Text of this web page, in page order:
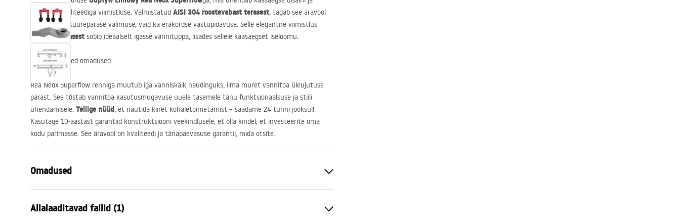
kõrgeima kvaliteediga viimistluse. Valmistatud AISI 304 roostevabast terasest, tagab see äravool
mitte ainult suurepärase välimuse, vaid ka erakordse vastupidavuse. Selle elegantne viimistlus
harjatud terasest sobib ideaalselt igasse vannituppa, lisades sellele kaasaegset iseloomu.
Toote peamised omadused:
Rea Neox Superflow renniga muutub iga vanniskäik naudinguks, ilma muret vannitoa üleujutuse
pärast. See tõstab vannitoa kasutusmugavuse uuele tasemele tänu funktsionaalsuse ja stiili
ühendamisele. Tellige nüüd, et nautida kiiret kohaletoimetamist – saadame 24 tunni jooksul!
Kasutage 10-aastast garantiid konstruktsiooni veekindlusele, et olla kindel, et investeerite oma
kodu parimasse. See äravool on kvaliteedi ja tänapäevasuse garantii, mida otsite.
Omadused
Kraanikaussi tüüp
Allalaaditavad failid (1)